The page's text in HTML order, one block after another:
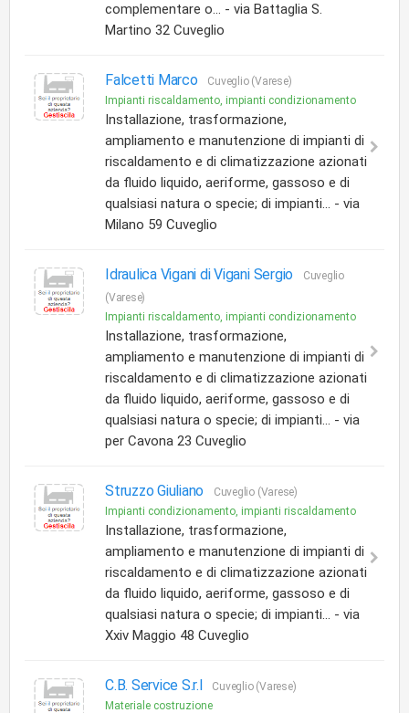
complementare o... - via Battaglia S.
Martino 32 Cuveglio
Falcetti Marco
Cuveglio (Varese)
Impianti riscaldamento, impianti condizionamento
Installazione, trasformazione,
ampliamento e manutenzione di impianti di
riscaldamento e di climatizzazione azionati
da fluido liquido, aeriforme, gassoso e di
qualsiasi natura o specie; di impianti... - via
Milano 59 Cuveglio
Idraulica Vigani di Vigani Sergio
Cuveglio
(Varese)
Impianti riscaldamento, impianti condizionamento
Installazione, trasformazione,
ampliamento e manutenzione di impianti di
riscaldamento e di climatizzazione azionati
da fluido liquido, aeriforme, gassoso e di
qualsiasi natura o specie; di impianti... - via
per Cavona 23 Cuveglio
Struzzo Giuliano
Cuveglio (Varese)
Impianti condizionamento, impianti riscaldamento
Installazione, trasformazione,
ampliamento e manutenzione di impianti di
riscaldamento e di climatizzazione azionati
da fluido liquido, aeriforme, gassoso e di
qualsiasi natura o specie; di impianti... - via
Xxiv Maggio 48 Cuveglio
C.B. Service S.r.l
Cuveglio (Varese)
Materiale costruzione